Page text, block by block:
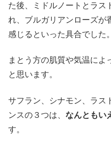
た後、ミドルノートとラス
れ、ブルガリアンローズが
感じるといった具合でした。
まとう方の肌質や気温によ
と思います。
サフラン、シナモン、ラス
ンスの３つは、 なんともい
す。